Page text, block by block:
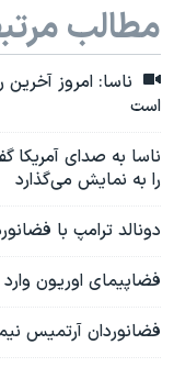
مطالب
است
را به نمایش می‌گذارد
دونالد ترامپ با فضانوردان «آرتمیس
فضاپیمای اوریون
فضانوردان آرتمیس